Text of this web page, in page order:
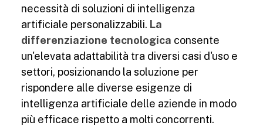
necessità di soluzioni di intelligenza
artificiale personalizzabili. La
differenziazione tecnologica consente
un'elevata adattabilità tra diversi casi d'uso e
settori, posizionando la soluzione per
rispondere alle diverse esigenze di
intelligenza artificiale delle aziende in modo
più efficace rispetto a molti concorrenti.